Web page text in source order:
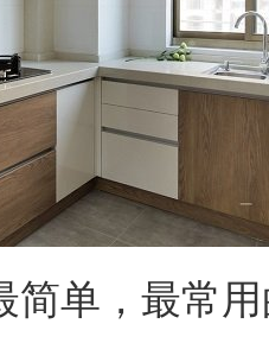
简单，最常